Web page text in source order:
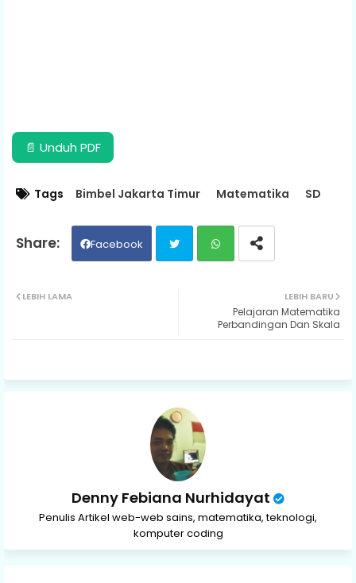
📄 Unduh PDF
Tags Bimbel Jakarta Timur Matematika SD
Facebook
LEBIH BARU
Pelajaran Matematika
Perbandingan Dan Skala
LEBIH LAMA
Denny Febiana Nurhidayat
Penulis Artikel web-web sains, matematika, teknologi,
komputer coding